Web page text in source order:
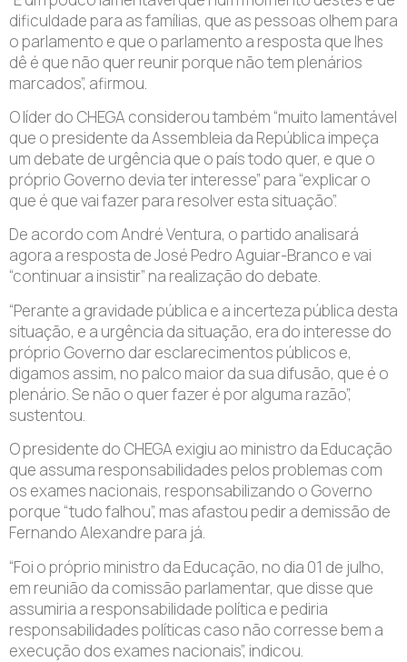
dificuldade para as famílias, que as pessoas olhem para
o parlamento e que o parlamento a resposta que lhes
dê é que não quer reunir porque não tem plenários
marcados”, afirmou.
O líder do CHEGA considerou também “muito lamentável
que o presidente da Assembleia da República impeça
um debate de urgência que o país todo quer, e que o
próprio Governo devia ter interesse” para “explicar o
que é que vai fazer para resolver esta situação”.
De acordo com André Ventura, o partido analisará
agora a resposta de José Pedro Aguiar-Branco e vai
“continuar a insistir” na realização do debate.
“Perante a gravidade pública e a incerteza pública desta
situação, e a urgência da situação, era do interesse do
próprio Governo dar esclarecimentos públicos e,
digamos assim, no palco maior da sua difusão, que é o
plenário. Se não o quer fazer é por alguma razão”,
sustentou.
O presidente do CHEGA exigiu ao ministro da Educação
que assuma responsabilidades pelos problemas com
os exames nacionais, responsabilizando o Governo
porque “tudo falhou”, mas afastou pedir a demissão de
Fernando Alexandre para já.
“Foi o próprio ministro da Educação, no dia 01 de julho,
em reunião da comissão parlamentar, que disse que
assumiria a responsabilidade política e pediria
responsabilidades políticas caso não corresse bem a
execução dos exames nacionais”, indicou.